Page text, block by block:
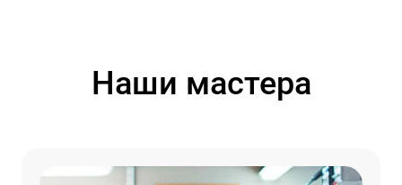
Наши мастера